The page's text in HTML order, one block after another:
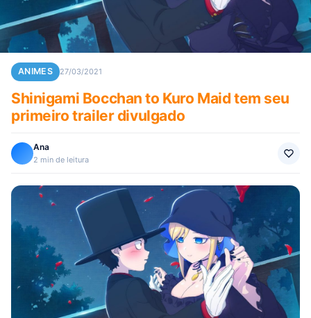
ANIMES 27/03/2021
Shinigami Bocchan to Kuro Maid tem seu
primeiro trailer divulgado
Ana
2 min de leitura